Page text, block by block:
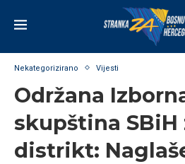
Nekategorizirano Vijesti
Održana
skupština SBiH
distrikt: